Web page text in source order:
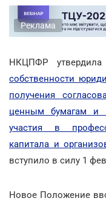
Реклама
НКЦПФР
собственности
получения
ценным бумагам и
участия в
капитала и
вступило в силу 1
Новое Положение